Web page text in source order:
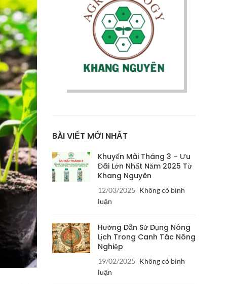
BÀI VIẾT MỚI NHẤT
Khuyến Mãi Tháng 3 – Ưu
Đãi Lớn Nhất Năm 2025 Từ
Khang Nguyên
12/03/2025 Không có bình
luận
Hướng Dẫn Sử Dụng Nông
Lịch Trong Canh Tác Nông
Nghiệp
19/02/2025 Không có bình
luận